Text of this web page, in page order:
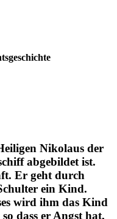
Nikolaus der
abgebildet ist.
Er geht durch
ein Kind.
wird ihm das Kind
dass er Angst hat,